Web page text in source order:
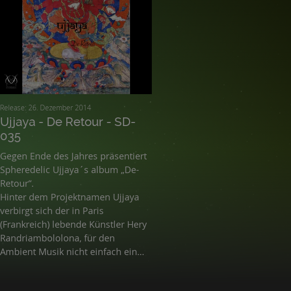
Release: 26. Dezember 2014
Ujjaya - De Retour - SD-
035
Gegen Ende des Jahres präsentiert
Spheredelic Ujjaya´s album „De-
Retour“.
Hinter dem Projektnamen Ujjaya
verbirgt sich der in Paris
(Frankreich) lebende Künstler Hery
Randriambololona, für den
Ambient Musik nicht einfach ein